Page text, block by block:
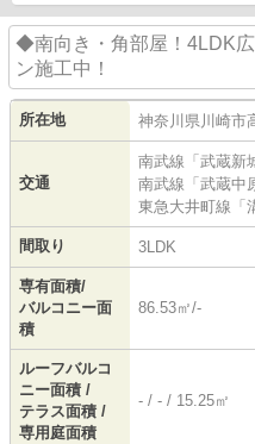
◆南向き・角部屋！4LDK
ン施工中！
所在地 神奈川県川崎市
交通
南武線 「 武蔵新
南武線 「 武蔵中
東急大井町線 「
間取り 3LDK
専有面積/
バルコニー面
積
86.53㎡/-
ルーフバルコ
ニー面積 /
テラス面積 /
専用庭面積
- / - / 15.25㎡